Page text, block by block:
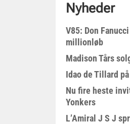
Nyheder
V85: Don
millionløb
Madison Tårs
Idao de Tillard
Nu fire heste
Yonkers
L’Amiral J S J